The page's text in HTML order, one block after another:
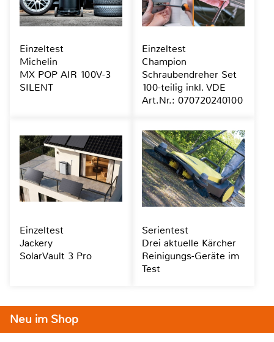
Neu im Shop
Einzeltest
Michelin
MX POP AIR 100V-3
SILENT
Einzeltest
Champion
Schraubendreher Set
100-teilig inkl. VDE
Art.Nr.: 070720240100
Einzeltest
Jackery
SolarVault 3 Pro
Serientest
Drei aktuelle Kärcher
Reinigungs-Geräte im
Test